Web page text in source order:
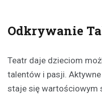
Odkrywanie
Teatr daje dzieciom
talentów i pasji.
staje się wartościowym